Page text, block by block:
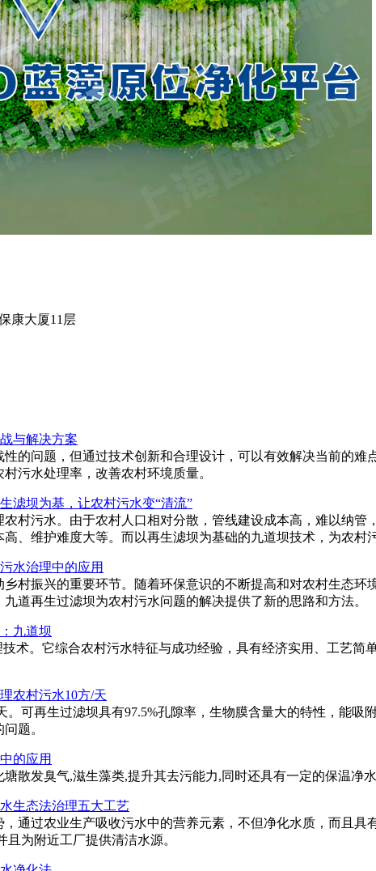
康大厦11层
与解决方案
的问题，但通过技术创新和合理设计，可以有效解决当前的
污水处理率，改善农村环境质量。
滤坝为基，让农村污水变“清流”
村污水。由于农村人口相对分散，管线建设成本高，难以纳
、维护难度大等。而以再生滤坝为基础的九道坝技术，为农村
水治理中的应用
村振兴的重要环节。随着环保意识的不断提高和对农村生态
道再生过滤坝为农村污水问题的解决提供了新的思路和方法。
九道坝
术。它综合农村污水特征与成功经验，具有经济实用、工艺
农村污水10方/天
。可再生过滤坝具有97.5%孔隙率，生物膜含量大的特性，能
题。
的应用
散发臭气,滋生藻类,提升其去污能力,同时还具有一定的保温净
生态法治理五大工艺
通过农业生产吸收污水中的营养元素，不但净化水质，而且
为附近工厂提供清洁水源。